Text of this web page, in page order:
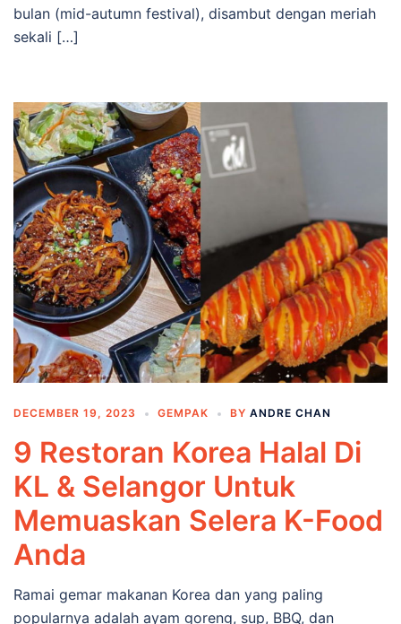
bulan (mid-autumn festival), disambut dengan meriah
sekali […]
DECEMBER 19, 2023 GEMPAK BY ANDRE CHAN
9 Restoran Korea Halal Di
KL & Selangor Untuk
Memuaskan Selera K-Food
Anda
Ramai gemar makanan Korea dan yang paling
popularnya adalah ayam goreng, sup, BBQ, dan